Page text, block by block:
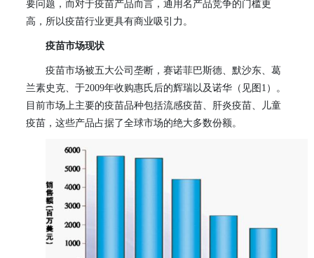
要问题，而对于疫苗产品而言，通用名产品竞争的门槛更
高，所以疫苗行业更具有商业吸引力。
疫苗市场现状
疫苗市场被五大公司垄断，赛诺菲巴斯德、默沙东、葛
兰素史克、于2009年收购惠氏后的辉瑞以及诺华（见图 1 ）。
目前市场上主要的疫苗品种包括流感疫苗、肝炎疫苗、儿童
疫苗，这些产品占据了全球市场的绝大多数份额。